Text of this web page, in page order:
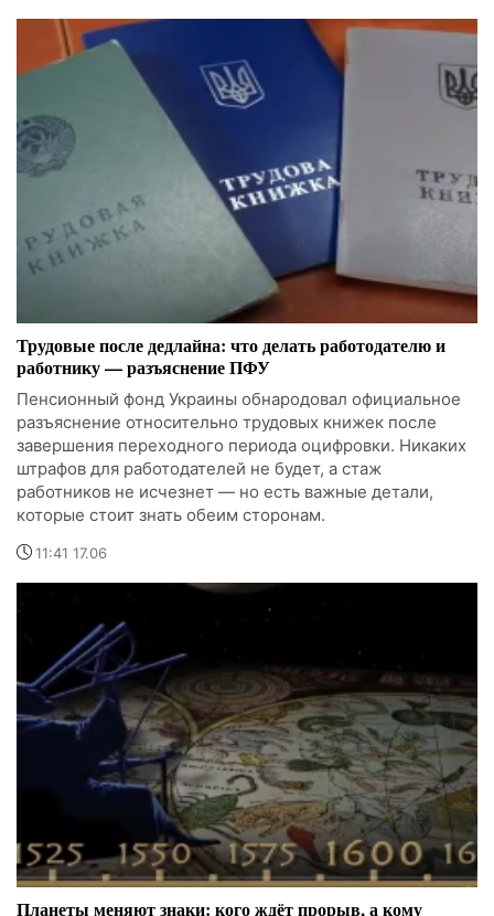
Трудовые после дедлайна: что делать работодателю и
работнику — разъяснение ПФУ
Пенсионный фонд Украины обнародовал официальное
разъяснение относительно трудовых книжек после
завершения переходного периода оцифровки. Никаких
штрафов для работодателей не будет, а стаж
работников не исчезнет — но есть важные детали,
которые стоит знать обеим сторонам.
11:41 17.06
Планеты меняют знаки: кого ждёт прорыв, а кому